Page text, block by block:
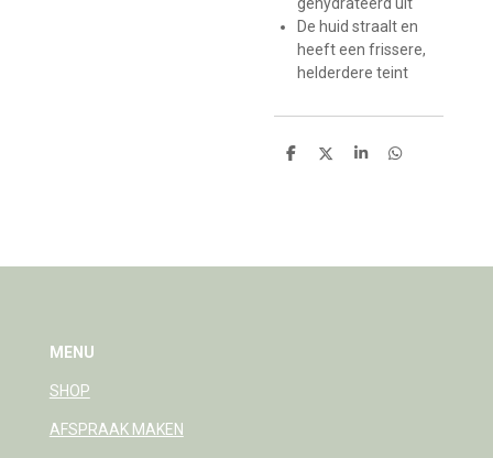
De huid straalt en
heeft een frissere,
helderdere teint
D
D
S
D
MENU
SHOP
AFSPRAAK MAKEN